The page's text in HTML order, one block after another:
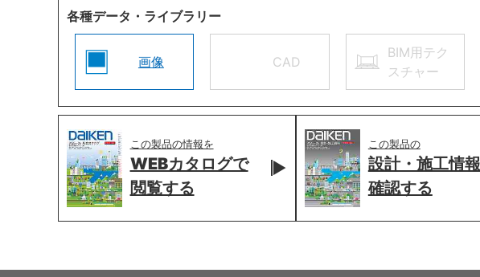
各種データ・ライブラリー
画像 CAD
BIM用テク
スチャー
この製品の情報を
WEBカタログで
閲覧する
この製品の
設計・施工情
確認する